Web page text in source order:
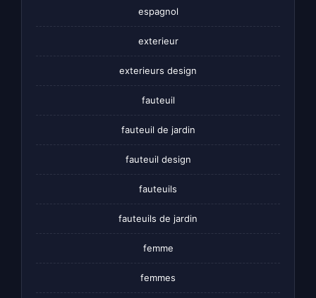
espagnol
exterieur
exterieurs design
fauteuil
fauteuil de jardin
fauteuil design
fauteuils
fauteuils de jardin
femme
femmes